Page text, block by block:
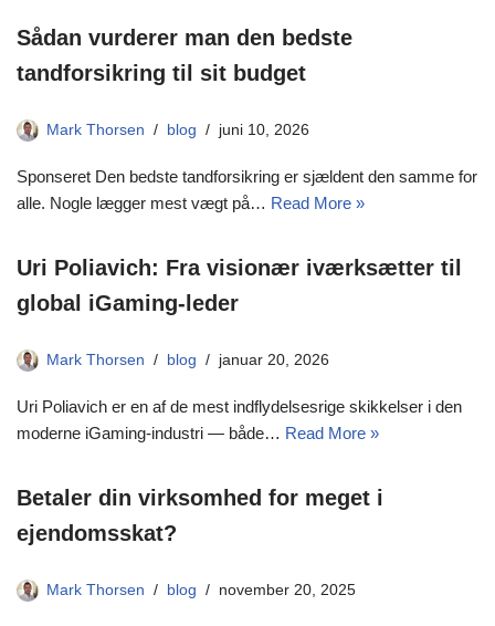
Sådan vurderer man den bedste
tandforsikring til sit budget
Mark Thorsen blog juni 10, 2026
Sponseret Den bedste tandforsikring er sjældent den samme for
alle. Nogle lægger mest vægt på… Read More »
Uri Poliavich: Fra visionær iværksætter til
global iGaming-leder
Mark Thorsen blog januar 20, 2026
Uri Poliavich er en af de mest indflydelsesrige skikkelser i den
moderne iGaming-industri — både… Read More »
Betaler din virksomhed for meget i
ejendomsskat?
Mark Thorsen blog november 20, 2025